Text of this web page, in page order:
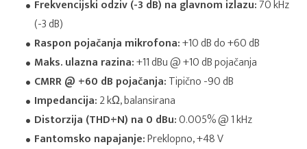
Frekvencijski odziv (-3 dB) na glavnom izlazu:70 kHz
(-3 dB)
Raspon pojačanja mikrofona:+10 dB do +60 dB
Maks. ulazna razina:+11 dBu @ +10 dB pojačanja
CMRR @ +60 dB pojačanja:Tipično -90 dB
Impedancija:2 kΩ, balansirana
Distorzija (THD+N) na 0 dBu:0.005% @ 1 kHz
Fantomsko napajanje:Preklopno, +48 V